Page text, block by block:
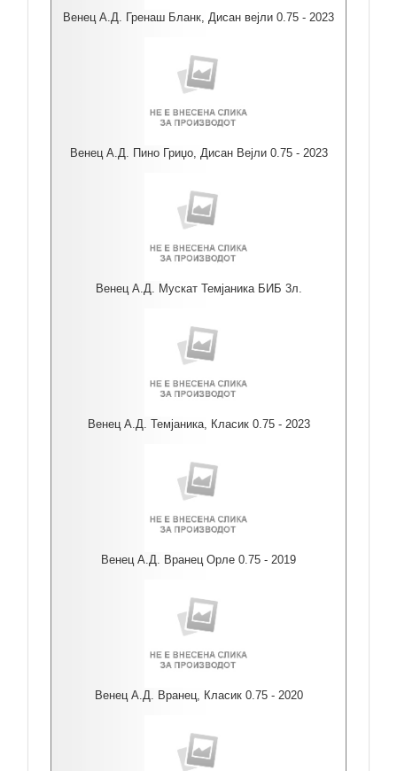
Венец А.Д. Гренаш Бланк, Дисан вејли 0.75 - 2023
Венец А.Д. Пино Гриџо, Дисан Вејли 0.75 - 2023
Венец А.Д. Мускат Темјаника БИБ 3л.
Венец А.Д. Темјаника, Класик 0.75 - 2023
Венец А.Д. Вранец Орле 0.75 - 2019
Венец А.Д. Вранец, Класик 0.75 - 2020